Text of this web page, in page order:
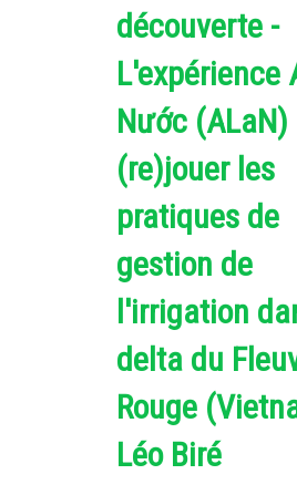
découverte -
L'expérience
Nước (ALaN)
(re)jouer les
pratiques de
gestion de
l'irrigation
delta du
Rouge
Léo Biré